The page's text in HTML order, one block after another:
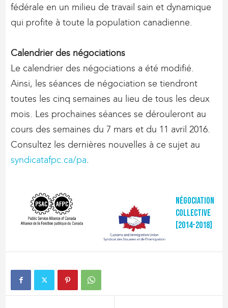
fédérale en un milieu de travail sain et dynamique
qui profite à toute la population canadienne.
Calendrier des négociations
Le calendrier des négociations a été modifié.
Ainsi, les séances de négociation se tiendront
toutes les cinq semaines au lieu de tous les deux
mois. Les prochaines séances se dérouleront au
cours des semaines du 7 mars et du 11 avril 2016.
Consultez les dernières nouvelles à ce sujet au
syndicatafpc.ca/pa.
Négociation
collective
[2014-2018]